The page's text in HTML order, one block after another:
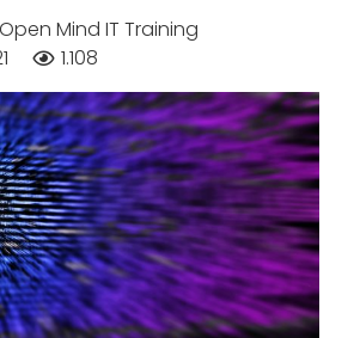
Open Mind IT Training
1.108